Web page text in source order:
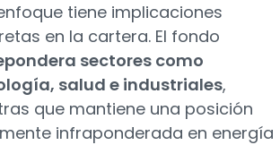
tiene implicaciones
en la cartera. El fondo
sectores como
salud e industriales,
que mantiene una posición
infraponderada en energía